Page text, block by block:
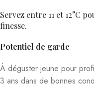
Servez entre 11 et 12°C
finesse.
Potentiel de garde
À déguster jeune pour
3 ans dans de bonnes